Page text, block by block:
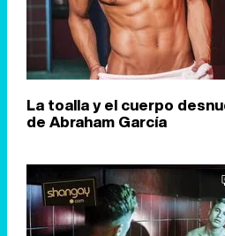
La toalla y el cuerpo
de Abraham García